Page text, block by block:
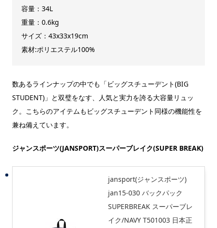
容量：34L
重量：0.6kg
サイズ：43x33x19cm
素材:ポリエステル100%
数あるラインナップの中でも「ビッグスチューデント(BIG
STUDENT)」と双璧をなす、人気と実力を誇る大容量リュッ
ク。こちらのアイテムもビッグスチューデント同様の機能性を
兼ね備えています。
ジャンスポーツ(JANSPORT)スーパーブレイク(SUPER BREAK)
jansport(ジャンスポーツ)
jan15-030 バックパック
SUPERBREAK スーパーブレ
イク/NAVY T501003 日本正